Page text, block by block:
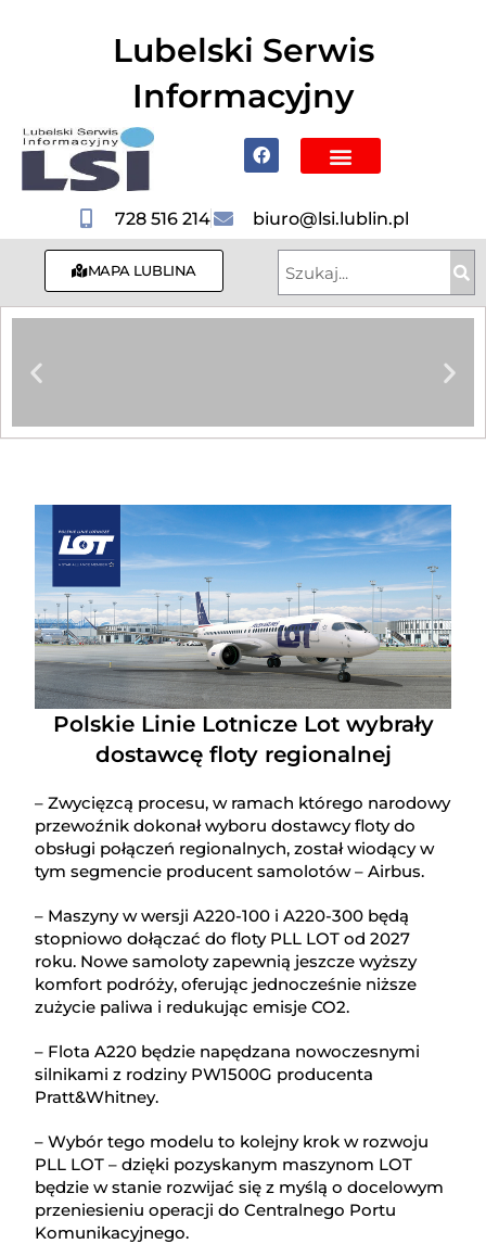
Lubelski Serwis
Informacyjny
728 516 214 biuro@lsi.lublin.pl
MAPA LUBLINA
Polskie Linie Lotnicze Lot wybrały
dostawcę floty regionalnej
– Zwycięzcą procesu, w ramach którego narodowy
przewoźnik dokonał wyboru dostawcy floty do
obsługi połączeń regionalnych, został wiodący w
tym segmencie producent samolotów – Airbus.
– Maszyny w wersji A220-100 i A220-300 będą
stopniowo dołączać do floty PLL LOT od 2027
roku. Nowe samoloty zapewnią jeszcze wyższy
komfort podróży, oferując jednocześnie niższe
zużycie paliwa i redukując emisje CO2.
– Flota A220 będzie napędzana nowoczesnymi
silnikami z rodziny PW1500G producenta
Pratt&Whitney.
– Wybór tego modelu to kolejny krok w rozwoju
PLL LOT – dzięki pozyskanym maszynom LOT
będzie w stanie rozwijać się z myślą o docelowym
przeniesieniu operacji do Centralnego Portu
Komunikacyjnego.